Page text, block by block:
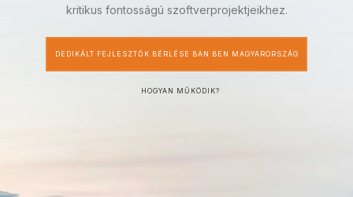
kritikus fontosságú szoftverprojektjeikhez.
DEDIKÁLT FEJLESZTŐK BÉRLÉSE BAN BEN MAGYARORSZÁG
HOGYAN MŰKÖDIK?